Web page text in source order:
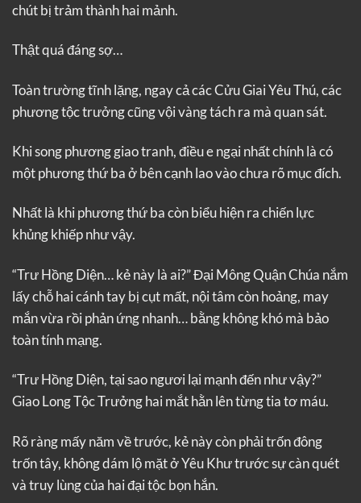
chút bị trảm thành hai mảnh.
Thật quá đáng sợ…
Toàn trường tĩnh lặng, ngay cả các Cửu Giai Yêu Thú, các
phương tộc trưởng cũng vội vàng tách ra mà quan sát.
Khi song phương giao tranh, điều e ngại nhất chính là có
một phương thứ ba ở bên cạnh lao vào chưa rõ mục đích.
Nhất là khi phương thứ ba còn biểu hiện ra chiến lực
khủng khiếp như vậy.
“Trư Hồng Diện… kẻ này là ai?” Đại Mông Quận Chúa nắm
lấy chỗ hai cánh tay bị cụt mất, nội tâm còn hoảng, may
mắn vừa rồi phản ứng nhanh… bằng không khó mà bảo
toàn tính mạng.
“Trư Hồng Diện, tại sao ngươi lại mạnh đến như vậy?”
Giao Long Tộc Trưởng hai mắt hằn lên từng tia tơ máu.
Rõ ràng mấy năm về trước, kẻ này còn phải trốn đông
trốn tây, không dám lộ mặt ở Yêu Khư trước sự càn quét
và truy lùng của hai đại tộc bọn hắn.